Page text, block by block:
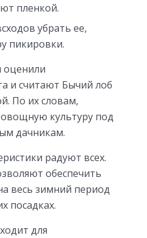
пленкой.
убрать ее,
пикировки.
и считают Бычий лоб
По их словам,
культуру под
дачникам.
радуют всех.
обеспечить
весь зимний период
посадках.
для